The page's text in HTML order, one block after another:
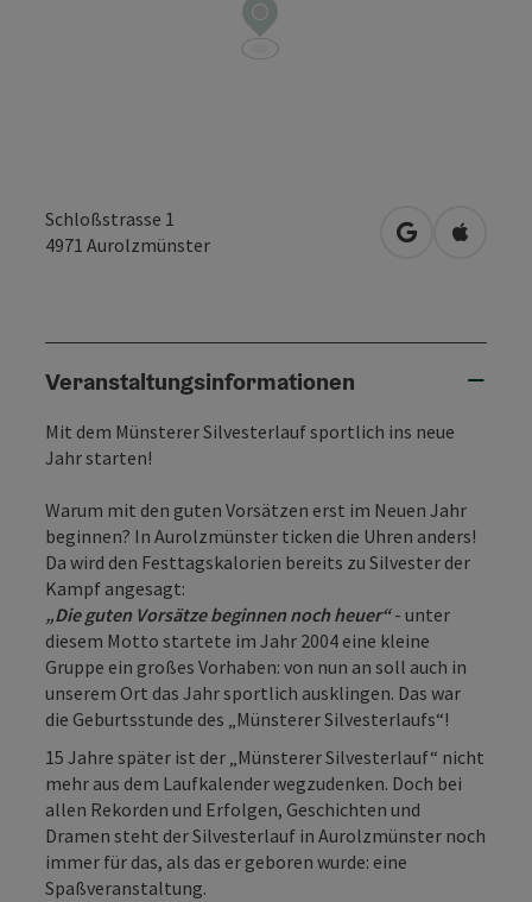
Schloßstrasse 1
4971 Aurolzmünster in Google
in
Veranstaltungsinformationen
Mit dem Münsterer Silvesterlauf sportlich ins neue
Jahr starten!
Warum mit den guten Vorsätzen erst im Neuen Jahr
beginnen? In Aurolzmünster ticken die Uhren anders!
Da wird den Festtagskalorien bereits zu Silvester der
Kampf angesagt:
„Die guten Vorsätze beginnen noch heuer“- unter
diesem Motto startete im Jahr 2004 eine kleine
Gruppe ein großes Vorhaben: von nun an soll auch in
unserem Ort das Jahr sportlich ausklingen. Das war
die Geburtsstunde des „Münsterer Silvesterlaufs“!
15 Jahre später ist der „Münsterer Silvesterlauf“ nicht
mehr aus dem Laufkalender wegzudenken. Doch bei
allen Rekorden und Erfolgen, Geschichten und
Dramen steht der Silvesterlauf in Aurolzmünster noch
immer für das, als das er geboren wurde: eine
Spaßveranstaltung.